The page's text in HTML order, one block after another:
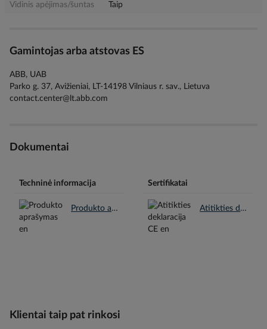
Vidinis apėjimas/šuntas
Taip
Gamintojas arba atstovas ES
ABB, UAB
Parko g. 37, Avižieniai, LT-14198 Vilniaus r. sav., Lietuva
contact.center@lt.abb.com
Dokumentai
Techninė informacija
Produkto aprašymas en.pdf
Sertifikatai
Atitikties deklaracija CE en.pdf
Klientai taip pat rinkosi